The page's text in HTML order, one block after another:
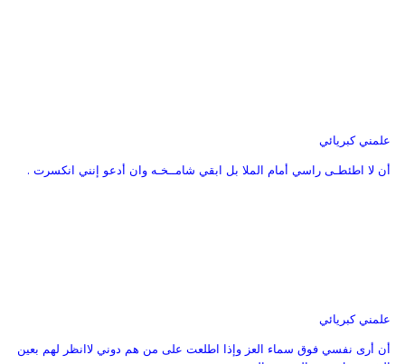
علمني كبريائي
أن لا اطئطـى راسي أمام الملا بل ابقي شامــخـه وان أدعو إنني انكسرت .
علمني كبريائي
أن أرى نفسي فوق سماء العز وإذا اطلعت على من هم دوني لاانظر لهم بعين